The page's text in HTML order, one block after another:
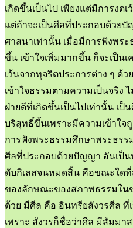
เกิดขึ้นเป็นไป เพียงแต่มีการงด
แต่ถ้าจะเป็นศีลที่ประกอบด้วย
ศาสนาเท่านั้น เมื่อมีการฟังพร
ขึ้น เข้าใจเพิ่มมากขึ้น ก็จะเป็น
เว้นจากทุจริตประการต่าง ๆ ด้
เข้าใจธรรมตามความเป็นจริง
ฝ่ายดีที่เกิดขึ้นเป็นไปเท่านั้น เ
บริสุทธิ์ขึ้นเพราะมีความเข้าใจ
การฟังพระธรรมศึกษาพระธรร
ศีลที่ประกอบด้วยปัญญา อันเป็น
ดับกิเลสจนหมดสิ้น คือขณะใดที่
ของลักษณะของสภาพธรรมใ
ด้วย มีศีล คือ อินทรียสังวรศีล ที่
เพราะ สังวรก็ชื่อว่าศีล มีสัมม